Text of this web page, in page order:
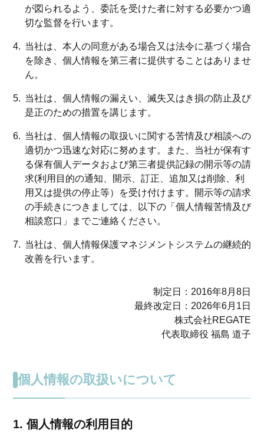
が図られるよう、委託を受けた者に対する必要かつ適
切な監督を行います。
当社は、本人の同意がある場合又は法令に基づく場合
を除き、個人情報を第三者に提供することはありませ
ん。
当社は、個人情報の漏えい、滅失又はき損の防止及び
是正のための措置を講じます。
当社は、個人情報の取扱いに関する苦情及び相談への
適切かつ迅速な対応に努めます。また、当社が保有す
る保有個人データおよび第三者提供記録の開示等の請
求(利用目的の通知、開示、訂正、追加又は削除、利
用又は提供の停止等）を受け付けます。開示等の請求
の手続きにつきましては、以下の「個人情報苦情及び
相談窓口」までご連絡ください。
当社は、個人情報保護マネジメントシステムの継続的
改善を行います。
制定日：2016年8月8日
最終改定日：2026年6月1日
株式会社REGATE
代表取締役 福島 道子
個人情報の取扱いについて
1. 個人情報の利用目的